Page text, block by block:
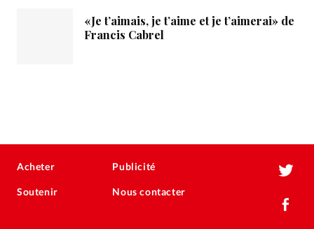
«Je t’aimais, je t’aime et je t’aimerai» de
Francis Cabrel
Acheter
Soutenir
Publicité
Nous contacter